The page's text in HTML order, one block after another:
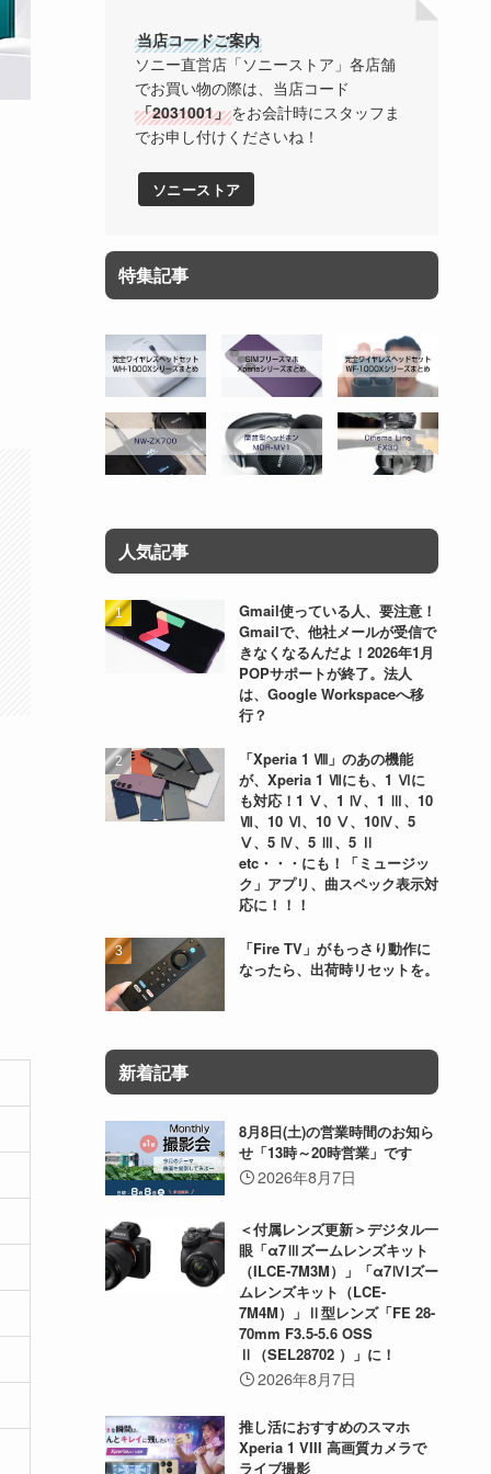
当店コードご案内
ソニー直営店「ソニーストア」各店舗
でお買い物の際は、当店コード
「2031001」をお会計時にスタッフま
でお申し付けくださいね！
ソニーストア
特集記事
人気記事
Gmail使っている人、要注意！
Gmailで、他社メールが受信で
きなくなるんだよ！2026年1月
POPサポートが終了。法人
は、Google Workspaceへ移
行？
「Xperia 1 Ⅷ」のあの機能
が、Xperia 1 Ⅶにも、1 Ⅵに
も対応！1 Ⅴ、1 Ⅳ、1 Ⅲ、10
Ⅶ、10 Ⅵ、10 Ⅴ、10Ⅳ、5
Ⅴ、5 Ⅳ、5 Ⅲ、5 Ⅱ
etc・・・にも！「ミュージッ
ク」アプリ、曲スペック表示対
応に！！！
「Fire TV」がもっさり動作に
なったら、出荷時リセットを。
新着記事
8月8日(土)の営業時間のお知ら
せ「13時～20時営業」です
2026年8月7日
＜付属レンズ更新＞デジタル一
眼「α7Ⅲズームレンズキット
（ILCE-7M3M）」「α7ⅣIズー
ムレンズキット（LCE-
7M4M）」Ⅱ型レンズ「FE 28-
70mm F3.5-5.6 OSS
Ⅱ（SEL28702 ）」に！
2026年8月7日
推し活におすすめのスマホ
Xperia 1 VIII 高画質カメラで
ライブ撮影